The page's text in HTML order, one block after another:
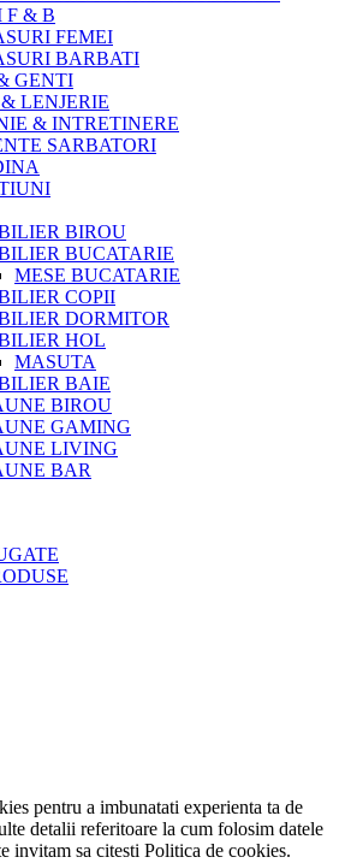
F & B
FEMEI
BARBATI
GENTI
LENJERIE
& INTRETINERE
SARBATORI
BIROU
BUCATARIE
MESE BUCATARIE
COPII
DORMITOR
HOL
MASUTA
BAIE
BIROU
GAMING
LIVING
BAR
pentru a imbunatati experienta ta de
detalii referitoare la cum folosim datele
invitam sa citesti Politica de cookies.